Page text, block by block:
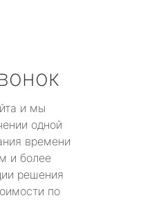
и мы
одной
времени
и более
решения
по